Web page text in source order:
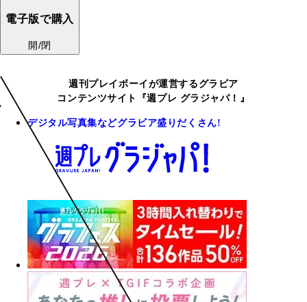
電子版で購入
開/閉
週刊プレイボーイが運営するグラビア
コンテンツサイト『週プレ グラジャパ！』
デジタル写真集などグラビア盛りだくさん!